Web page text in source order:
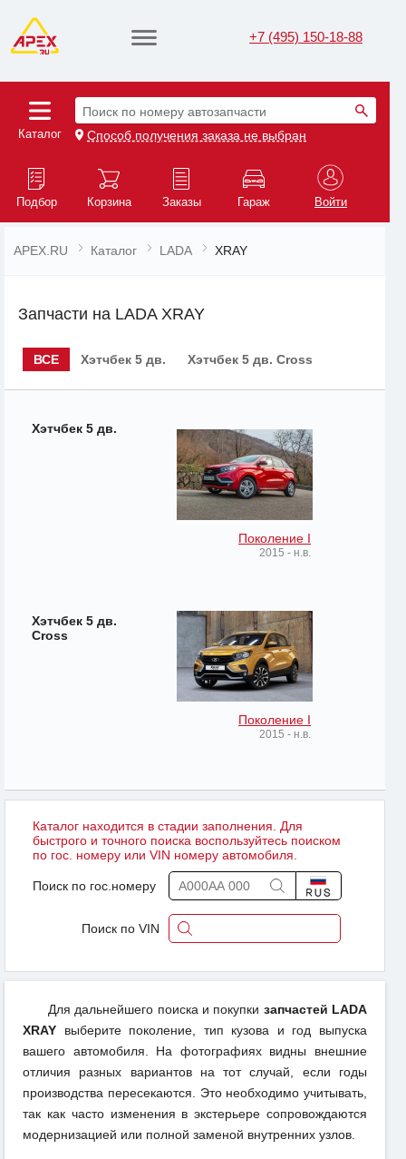
+7 (495) 150-18-88
Каталог
Поиск по номеру автозапчасти
Способ получения заказа не выбран
Подбор Корзина Заказы Гараж Войти
APEX.RU Каталог LADA XRAY
Запчасти на LADA XRAY
ВСЕ Хэтчбек 5 дв. Хэтчбек 5 дв. Cross
Хэтчбек 5 дв.
Поколение I
2015 - н.в.
Хэтчбек 5 дв.
Cross
Поколение I
2015 - н.в.
Каталог находится в стадии заполнения. Для
быстрого и точного поиска воспользуйтесь поиском
по гос. номеру или VIN номеру автомобиля.
Поиск по гос.номеру
Поиск по VIN
Для дальнейшего поиска и покупки запчастей LADA
XRAY выберите поколение, тип кузова и год выпуска
вашего автомобиля. На фотографиях видны внешние
отличия разных вариантов на тот случай, если годы
производства пересекаются. Это необходимо учитывать,
так как часто изменения в экстерьере сопровождаются
модернизацией или полной заменой внутренних узлов.